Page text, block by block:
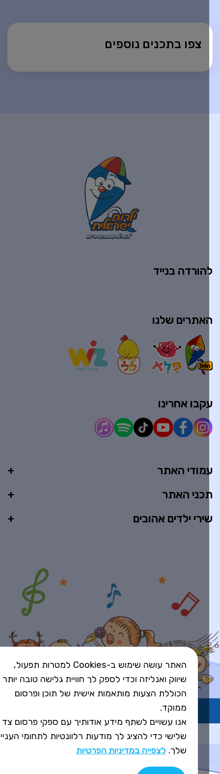
צפו בתכנים נוספים
האתר
האתר
ילדים אהובים
בנייד
שלנו
אחרינו
Design&Code by Elevate
האתר עושה שימוש ב-Cookies למטרות תפעול,
שיווק ואנליזה וכדי לספק לך חוויית גלישה טובה יותר
הכוללת הצעות מותאמות אישית של תוכן ופרסום
ממוקד.
אנו עשויים לשתף מידע אודותיך עם ספקי פרסום צד
שלישי כדי להציג לך מודעות רלוונטיות לתחומי העניין
שלך.לצפייה במדיניות הפרטיות